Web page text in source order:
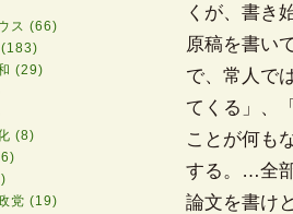
ス (66)
(29)
(8)
党 (19)
くが、書き
原稿を書い
で、常人で
てくる」、
ことが何も
する。…全
論文を書け